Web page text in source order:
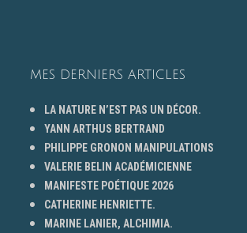
MES DERNIERS ARTICLES
LA NATURE N’EST PAS UN DÉCOR.
YANN ARTHUS BERTRAND
PHILIPPE GRONON MANIPULATIONS
VALERIE BELIN ACADÉMICIENNE
MANIFESTE POÉTIQUE 2026
CATHERINE HENRIETTE.
MARINE LANIER, ALCHIMIA.